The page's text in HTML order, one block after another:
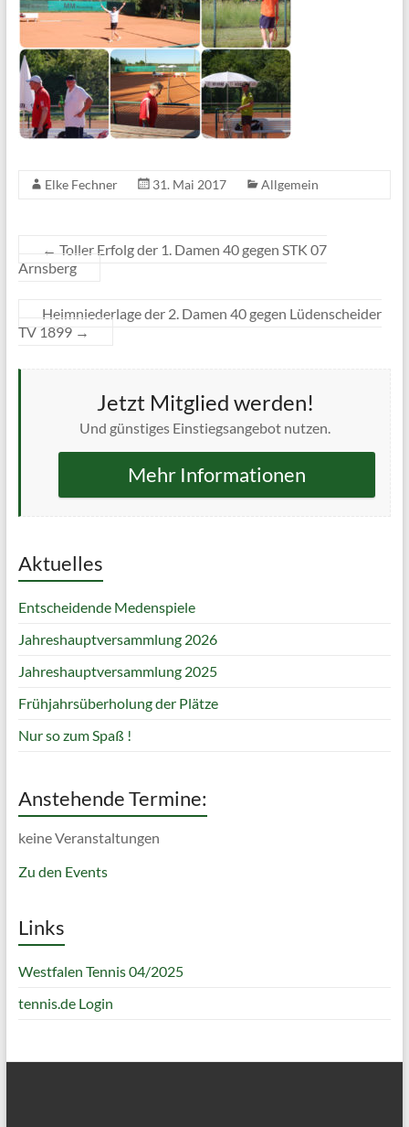
Elke Fechner 31. Mai 2017 Allgemein
← Toller Erfolg der 1. Damen 40 gegen STK 07
Arnsberg
Heimniederlage der 2. Damen 40 gegen Lüdenscheider
TV 1899 →
Jetzt Mitglied werden!
Und günstiges Einstiegsangebot nutzen.
Mehr Informationen
Aktuelles
Entscheidende Medenspiele
Jahreshauptversammlung 2026
Jahreshauptversammlung 2025
Frühjahrsüberholung der Plätze
Nur so zum Spaß !
Anstehende Termine:
keine Veranstaltungen
Zu den Events
Links
Westfalen Tennis 04/2025
tennis.de Login